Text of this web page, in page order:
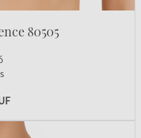
80505